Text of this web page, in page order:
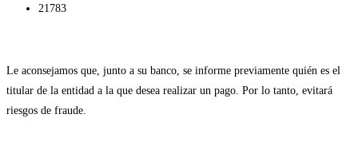
21783
Le aconsejamos que, junto a su banco, se informe previamente quién es el
titular de la entidad a la que desea realizar un pago. Por lo tanto, evitará
riesgos de fraude.